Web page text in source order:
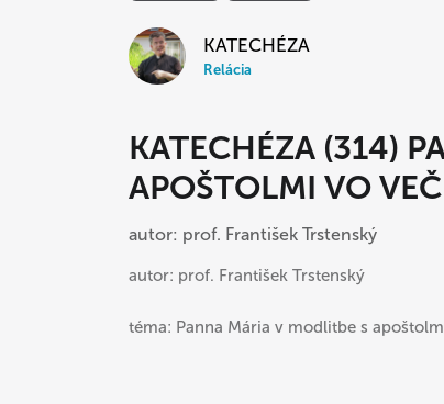
KATECHÉZA
Relácia
KATECHÉZA (314)
APOŠTOLMI VO
autor: prof. František Trstenský
autor: prof. František Trstenský
téma: Panna Mária v modlitbe s